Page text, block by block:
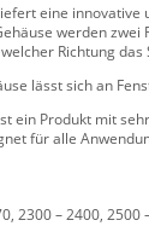
eine
werden
Richtung
lässt sich an
ein Produkt mit
für alle
2300 – 2400, 2500